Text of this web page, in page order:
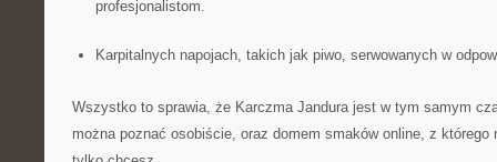
profesjonalistom.
Karpitalnych napojach, takich jak piwo, serwowanych w
Wszystko to sprawia, że Karczma Jandura jest w tym samym
można poznać osobiście, oraz domem smaków online, z